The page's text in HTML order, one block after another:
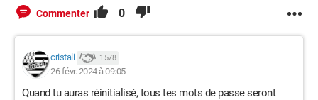
Commenter 0
cristali 1 578
26 févr. 2024 à 09:05
Quand tu auras réinitialisé, tous tes mots de passe seront